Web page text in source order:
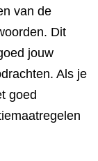
van de
Dit
jouw
Als je
goed